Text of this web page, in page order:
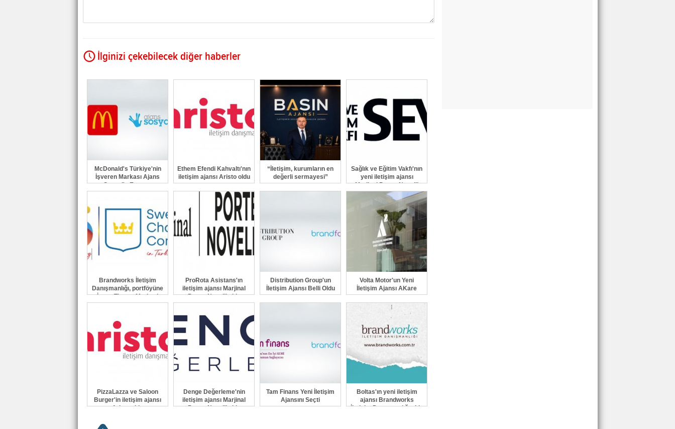
İlginizi çekebilecek diğer haberler
McDonald's Türkiye'nin
İşveren Markası Ajans
Sosyal'e Emanet
Ethem Efendi Kahvaltı'nın
iletişim ajansı Aristo oldu
“İletişim, kurumların en
değerli sermayesi”
Sağlık ve Eğitim Vakfı'nın
yeni iletişim ajansı
Marjinal Porter Novelli
oldu
Brandworks İletişim
Danışmanlığı, portföyüne
İsveç Ticaret Merkezi
Derneği'ni ekledi
ProRota Asistans'ın
iletişim ajansı Marjinal
Porter Novelli oldu
Distribution Group'un
İletişim Ajansı Belli Oldu
Volta Motor'un Yeni
İletişim Ajansı AKare
PizzaLazza ve Saloon
Burger'in iletişim ajansı
Aristo oldu
Denge Değerleme'nin
iletişim ajansı Marjinal
Porter Novelli oldu
Tam Finans Yeni İletişim
Ajansını Seçti
Boltas'ın yeni iletişim
ajansı Brandworks
İletişim Danışmanlığı oldu